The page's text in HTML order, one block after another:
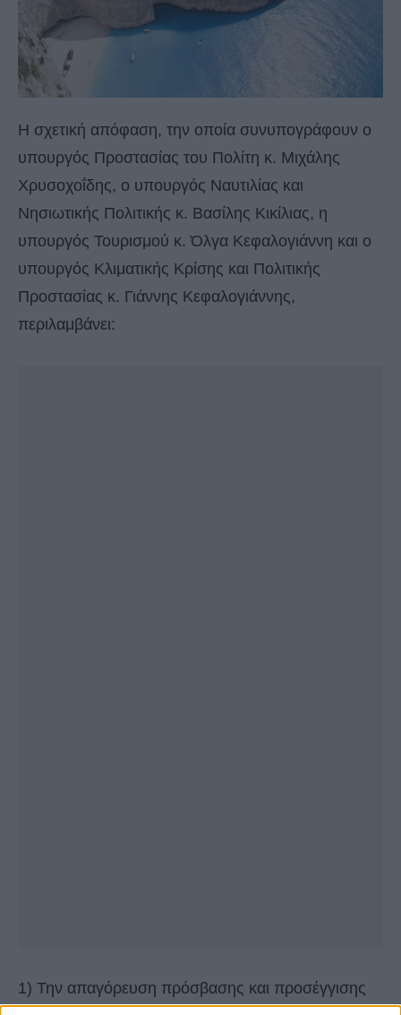
Η σχετική απόφαση, την οποία συνυπογράφουν ο
υπουργός Προστασίας του Πολίτη κ. Μιχάλης
Χρυσοχοΐδης, ο υπουργός Ναυτιλίας και
Νησιωτικής Πολιτικής κ. Βασίλης Κικίλιας, η
υπουργός Τουρισμού κ. Όλγα Κεφαλογιάννη και ο
υπουργός Κλιματικής Κρίσης και Πολιτικής
Προστασίας κ. Γιάννης Κεφαλογιάννης,
περιλαμβάνει:
1) Την απαγόρευση πρόσβασης και προσέγγισης